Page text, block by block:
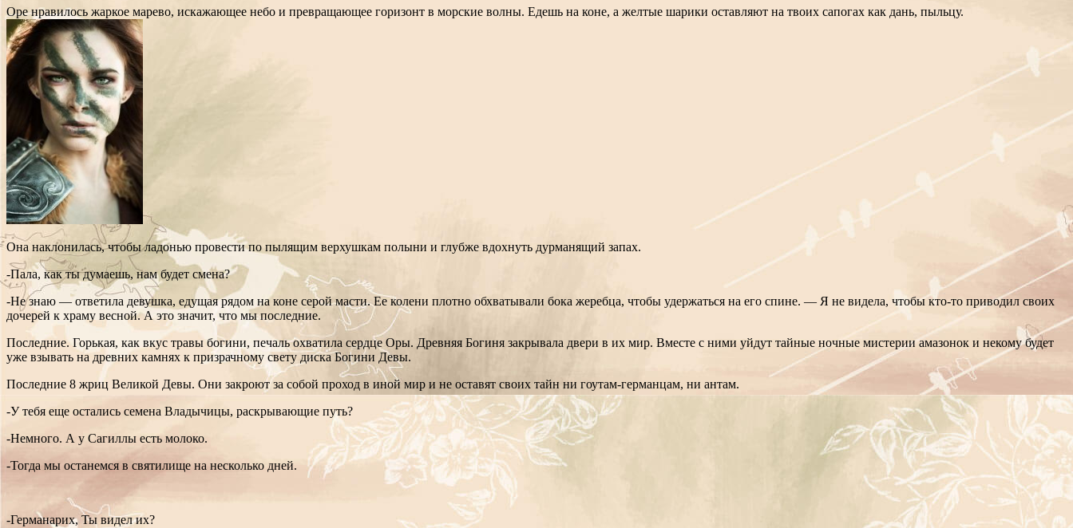
Оре нравилось жаркое марево, искажающее небо и превращающее горизонт в морские волны. Едешь на коне, а желтые шарики оставляют на твоих сапогах как дань, пыльцу.
Она наклонилась, чтобы ладонью провести по пылящим верхушкам полыни и глубже вдохнуть дурманящий запах.
-Пала, как ты думаешь, нам будет смена?
-Не знаю — ответила девушка, едущая рядом на коне серой масти. Ее колени плотно обхватывали бока жеребца, чтобы удержаться на его спине. — Я не видела, чтобы кто-то приводил своих
дочерей к храму весной. А это значит, что мы последние.
Последние. Горькая, как вкус травы богини, печаль охватила сердце Оры. Древняя Богиня закрывала двери в их мир. Вместе с ними уйдут тайные ночные мистерии амазонок и некому будет
уже взывать на древних камнях к призрачному свету диска Богини Девы.
Последние 8 жриц Великой Девы. Они закроют за собой проход в иной мир и не оставят своих тайн ни гоутам-германцам, ни антам.
-У тебя еще остались семена Владычицы, раскрывающие путь?
-Немного. А у Сагиллы есть молоко.
-Тогда мы останемся в святилище на несколько дней.
-Германарих, Ты видел их?